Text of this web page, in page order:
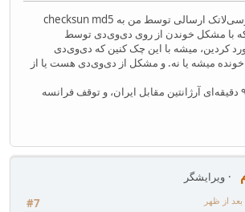
دی‌وی‌دی مجموعه پارسی‌لاتک ارسالی توسط من به checksun md5
با مشکل خوندن از روی دی‌وی‌دی توسط
کردین، میشه با این چک کنین که دی‌وی‌دی
میشه یا نه. و مشکل از دی‌وی‌دی هست یا از
* به مناسبت توقف ۹۰ دقیقه‌ای آرژانتین مقابل ایران، و توقف فرانسه
ویرایشگر
#7